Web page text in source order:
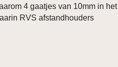
4 gaatjes van 10mm in het
RVS afstandhouders